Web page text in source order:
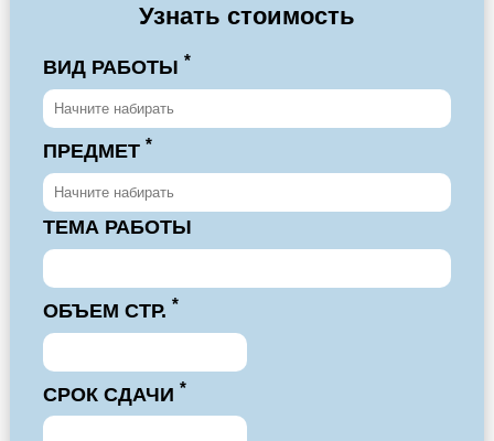
Узнать стоимость
ВИД РАБОТЫ*
ПРЕДМЕТ*
ТЕМА РАБОТЫ
ОБЪЕМ СТР.*
СРОК СДАЧИ*